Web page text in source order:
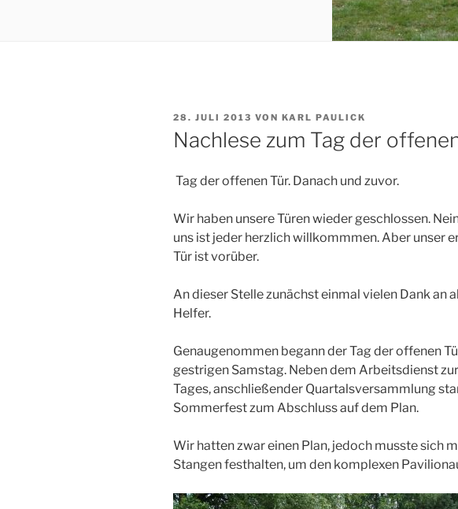
VERÖFFENTLICHT
AM
28. JULI 2013 VON KARL PAULICK
Nachlese zum Tag der
Tag der offenen Tür. Danach und zuvor.
Wir haben unsere Türen wieder geschlossen.
uns ist jeder herzlich willkommmen. Aber unser
Tür ist vorüber.
An dieser Stelle zunächst einmal vielen Dank an
Helfer.
Genaugenommen begann der Tag der offenen
gestrigen Samstag. Neben dem Arbeitsdienst
Tages, anschließender Quartalsversammlung
Sommerfest zum Abschluss auf dem Plan.
Wir hatten zwar einen Plan, jedoch musste sich
Stangen festhalten, um den komplexen